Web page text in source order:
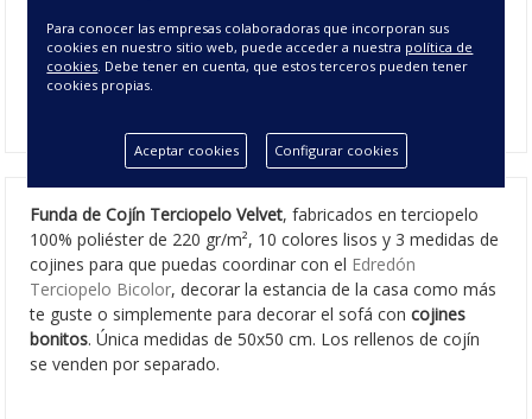
27 - PERLA
33 - AGUAMARINA
Agotado Agotado
Funda de Cojín Terciopelo Velvet, fabricados en terciopelo
100% poliéster de 220 gr/m², 10 colores lisos y 3 medidas de
cojines para que puedas coordinar con el Edredón
Terciopelo Bicolor, decorar la estancia de la casa como más
te guste o simplemente para decorar el sofá concojines
bonitos. Única medidas de 50x50 cm. Los rellenos de cojín
se venden por separado.
Para conocer las empresas colaboradoras que incorporan sus
cookies en nuestro sitio web, puede acceder a nuestra política de
cookies. Debe tener en cuenta, que estos terceros pueden tener
cookies propias.
Aceptar cookies Configurar cookies